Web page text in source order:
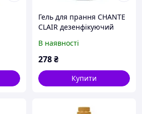
Гель для прання CHANTE
CLAIR дезенфікуючий
прань)
В наявності
278₴
Купити